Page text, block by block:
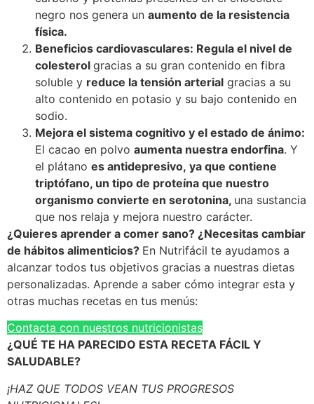
negro nos genera un aumento de la resistencia
física.
Beneficios cardiovasculares: Regula el nivel de
colesterol gracias a su gran contenido en fibra
soluble y reduce la tensión arterial gracias a su
alto contenido en potasio y su bajo contenido en
sodio.
Mejora el sistema cognitivo y el estado de ánimo:
El cacao en polvo aumenta nuestra endorfina. Y
el plátano es antidepresivo, ya que contiene
triptófano, un tipo de proteína que nuestro
organismo convierte en serotonina, una sustancia
que nos relaja y mejora nuestro carácter.
¿Quieres aprender a comer sano? ¿Necesitas cambiar
de hábitos alimenticios? En Nutrifácil te ayudamos a
alcanzar todos tus objetivos gracias a nuestras dietas
personalizadas. Aprende a saber cómo integrar esta y
otras muchas recetas en tus menús:
Contacta con nuestros nutricionistas
¿QUÉ TE HA PARECIDO ESTA RECETA FÁCIL Y
SALUDABLE?
¡HAZ QUE TODOS VEAN TUS PROGRESOS